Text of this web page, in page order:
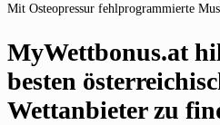
Mit Osteopressur fehlprogrammierte
MyWettbonus.at
besten
Wettanbieter zu